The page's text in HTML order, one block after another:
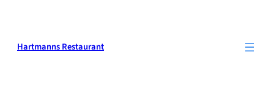
Hartmanns Restaurant